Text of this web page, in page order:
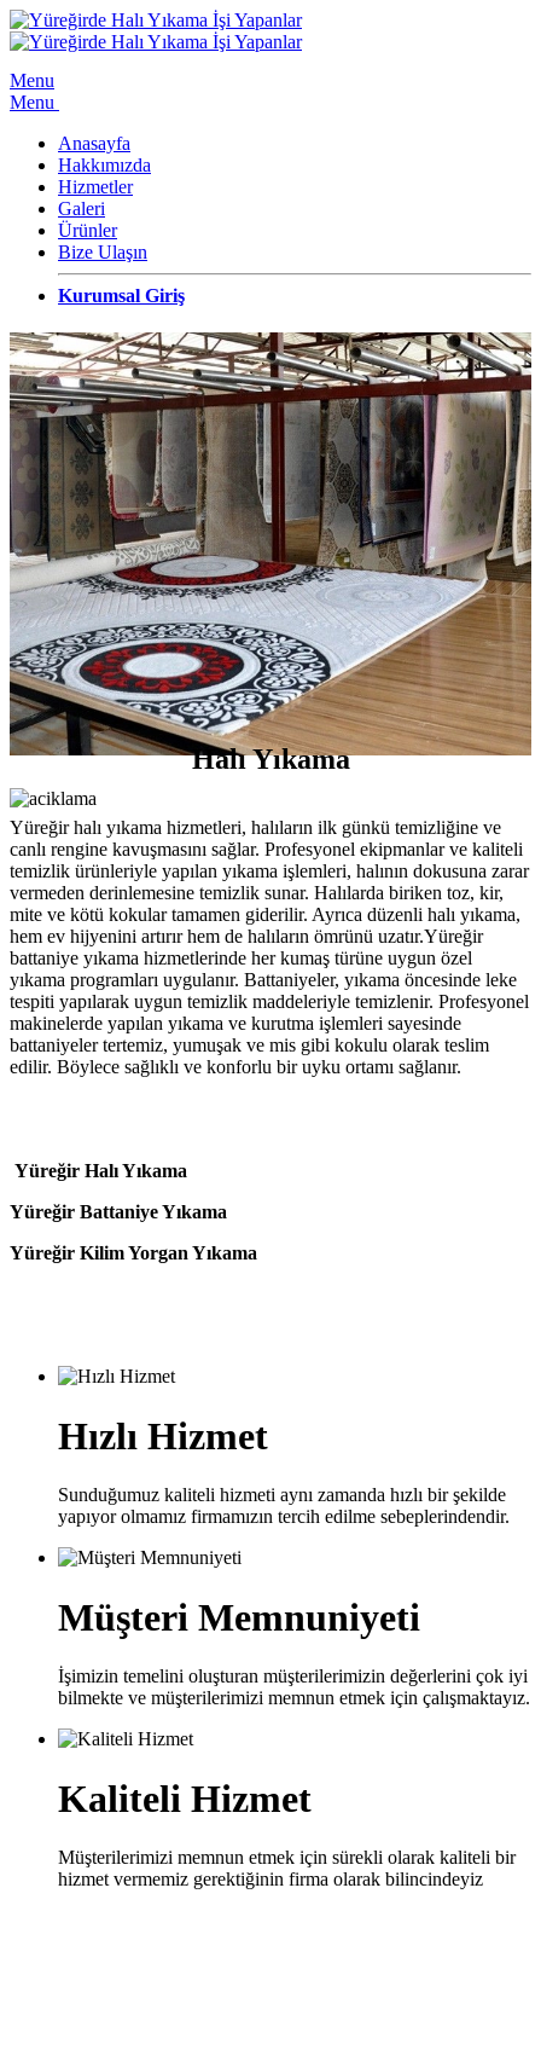
Menu
Menu
Anasayfa
Hakkımızda
Hizmetler
Galeri
Ürünler
Bize Ulaşın
Kurumsal Giriş
Halı Yıkama
Yüreğir halı yıkama hizmetleri, halıların ilk günkü temizliğine ve
canlı rengine kavuşmasını sağlar. Profesyonel ekipmanlar ve kaliteli
temizlik ürünleriyle yapılan yıkama işlemleri, halının dokusuna zarar
vermeden derinlemesine temizlik sunar. Halılarda biriken toz, kir,
mite ve kötü kokular tamamen giderilir. Ayrıca düzenli halı yıkama,
hem ev hijyenini artırır hem de halıların ömrünü uzatır.Yüreğir
battaniye yıkama hizmetlerinde her kumaş türüne uygun özel
yıkama programları uygulanır. Battaniyeler, yıkama öncesinde leke
tespiti yapılarak uygun temizlik maddeleriyle temizlenir. Profesyonel
makinelerde yapılan yıkama ve kurutma işlemleri sayesinde
battaniyeler tertemiz, yumuşak ve mis gibi kokulu olarak teslim
edilir. Böylece sağlıklı ve konforlu bir uyku ortamı sağlanır.
Yüreğir Halı Yıkama
Yüreğir Battaniye Yıkama
Yüreğir Kilim Yorgan Yıkama
Hızlı Hizmet
Sunduğumuz kaliteli hizmeti aynı zamanda hızlı bir şekilde
yapıyor olmamız firmamızın tercih edilme sebeplerindendir.
Müşteri Memnuniyeti
İşimizin temelini oluşturan müşterilerimizin değerlerini çok iyi
bilmekte ve müşterilerimizi memnun etmek için çalışmaktayız.
Kaliteli Hizmet
Müşterilerimizi memnun etmek için sürekli olarak kaliteli bir
hizmet vermemiz gerektiğinin firma olarak bilincindeyiz